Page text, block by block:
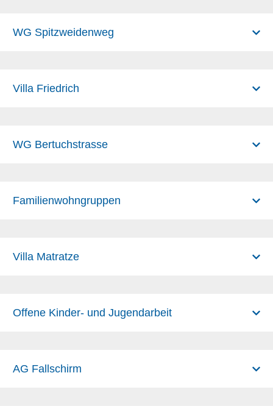
WG Spitzweidenweg
Villa Friedrich
WG Bertuchstrasse
Familienwohngruppen
Villa Matratze
Offene Kinder- und Jugendarbeit
AG Fallschirm